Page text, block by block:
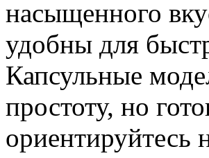
насыщенного
удобны для
Капсульные
простоту, но
ориентируйтесь